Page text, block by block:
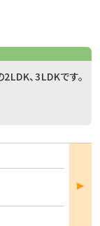
、3LDKです。
部屋
詳細